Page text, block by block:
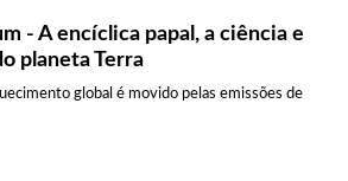
- A encíclica papal, a ciência e
planeta Terra
global é movido pelas emissões de